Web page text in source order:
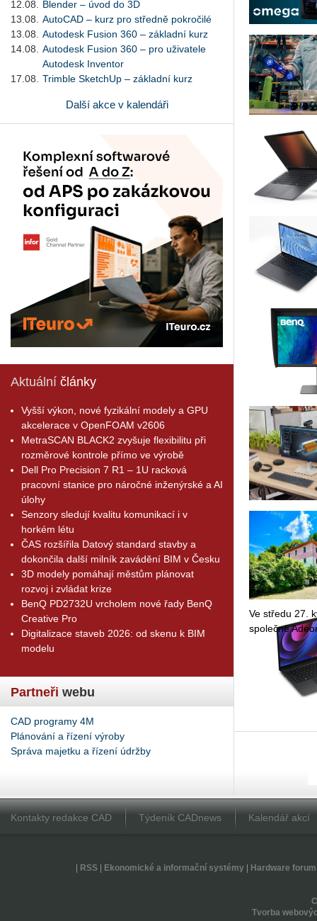
12.08.
Blender – úvod do 3D
13.08.
AutoCAD – kurz pro středně pokročilé
13.08.
Autodesk Fusion 360 – základní kurz
14.08.
Autodesk Fusion 360 – pro uživatele
Autodesk Inventor
17.08.
Trimble SketchUp – základní kurz
Další akce v kalendáři
Aktuální články
Vyšší výkon, nové fyzikální modely a GPU
akcelerace v OpenFOAM v2606
MetraSCAN BLACK2 zvyšuje flexibilitu při
rozměrové kontrole přímo ve výrobě
Dell Pro Precision 7 R1 – 1U racková
pracovní stanice pro náročné inženýrské a AI
úlohy
Senzory sledují kvalitu komunikací i v
horkém létu
ČAS rozšířila Datový standard stavby a
dokončila další milník zavádění BIM v Česku
3D modely pomáhají městům plánovat
rozvoj i zvládat krize
BenQ PD2732U vrcholem nové řady BenQ
Creative Pro
Digitalizace staveb 2026: od skenu k BIM
modelu
Partneři webu
CAD programy 4M
Plánování a řízení výroby
Správa majetku a řízení údržby
Ve stře­du 27.
spo­leč­ně
Kontakty redakce CAD Týdeník CADnews Kalendář akcí
RSS| Ekonomické a informační systémy| Hardware forum
Tvorba